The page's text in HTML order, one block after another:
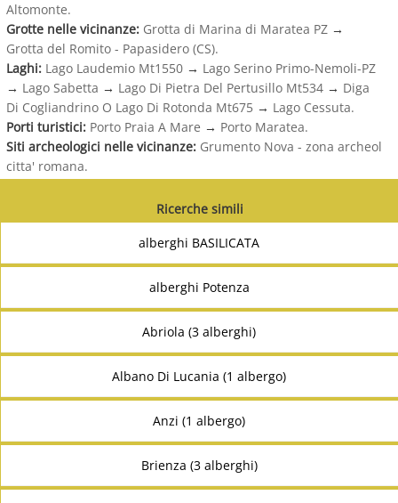
Altomonte.
Grotte nelle vicinanze: Grotta di Marina di Maratea PZ →
Grotta del Romito - Papasidero (CS).
Laghi: Lago Laudemio Mt1550 → Lago Serino Primo-Nemoli-PZ
→ Lago Sabetta → Lago Di Pietra Del Pertusillo Mt534 → Diga
Di Cogliandrino O Lago Di Rotonda Mt675 → Lago Cessuta.
Porti turistici: Porto Praia A Mare → Porto Maratea.
Siti archeologici nelle vicinanze: Grumento Nova - zona archeol
citta' romana.
Ricerche simili
alberghi BASILICATA
alberghi Potenza
Abriola (3 alberghi)
Albano Di Lucania (1 albergo)
Anzi (1 albergo)
Brienza (3 alberghi)